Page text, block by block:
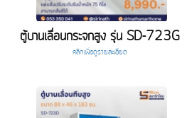
ตู้บานเลื่อนกระจกสูง รุ่น SD-723G
คลิกเพื่อดูรายละเอียด